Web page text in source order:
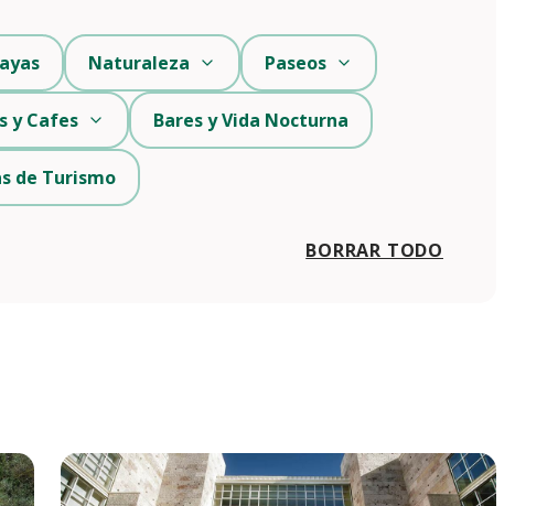
BORRAR TODO
Naturaleza Paseos
y Cafes Bares y Vida Nocturna
de Turismo